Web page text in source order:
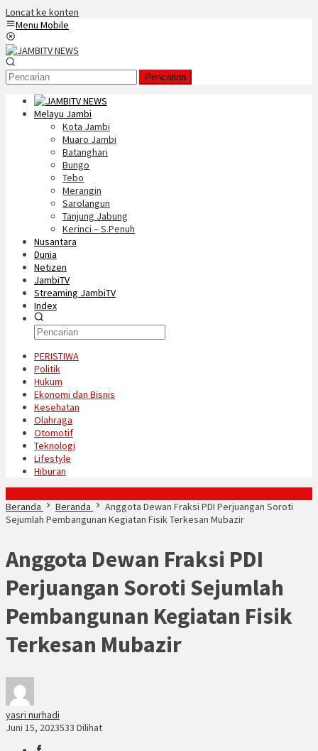
Loncat ke konten
Menu Mobile
Pencarian
Melayu Jambi
Kota Jambi
Muaro Jambi
Batanghari
Bungo
Tebo
Merangin
Sarolangun
Tanjung Jabung
Kerinci – S.Penuh
Nusantara
Dunia
Netizen
JambiTV
Streaming JambiTV
Index
PERISTIWA
Politik
Hukum
Ekonomi dan Bisnis
Kesehatan
Olahraga
Otomotif
Teknologi
Lifestyle
Hiburan
Beranda
Beranda
Anggota Dewan Fraksi PDI Perjuangan Soroti
Sejumlah Pembangunan Kegiatan Fisik Terkesan Mubazir
Anggota Dewan Fraksi PDI
Perjuangan Soroti Sejumlah
Pembangunan Kegiatan Fisik
Terkesan Mubazir
yasri nurhadi
Juni 15, 2023533 Dilihat